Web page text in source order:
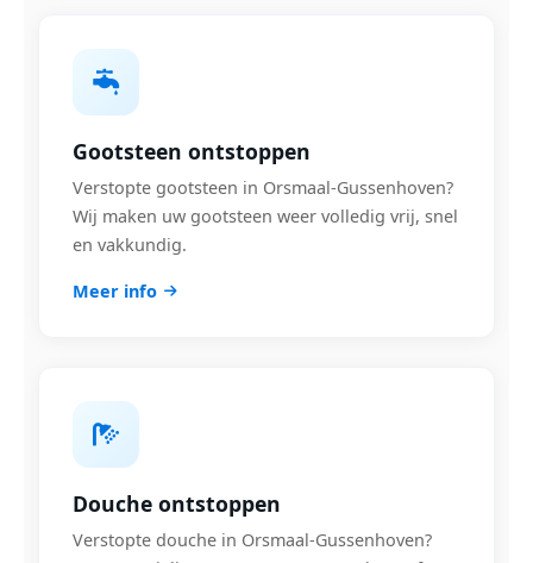
Gootsteen ontstoppen
Verstopte gootsteen in Orsmaal-Gussenhoven?
Wij maken uw gootsteen weer volledig vrij, snel
en vakkundig.
Meer info
Douche ontstoppen
Verstopte douche in Orsmaal-Gussenhoven?